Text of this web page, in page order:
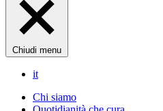
Chiudi menu
it
Chi siamo